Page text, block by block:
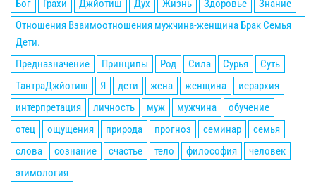
Бог
Грахи Джйотиш Дух Жизнь Здоровье
Знание
Отношения Взаимоотношения мужчина-женщина Брак Семья
Дети.
Предназначение
Принципы Род Сила Сурья
Суть
ТантраДжйотиш
Я дети жена женщина
иерархия
интерпретация
личность муж мужчина
обучение
отец
ощущения природа прогноз семинар
семья
слова
сознание счастье тело философия
человек
этимология